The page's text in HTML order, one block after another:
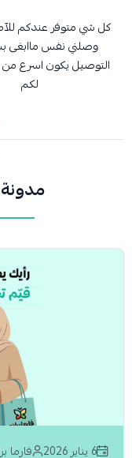
كل شي متوفر عندكم
وصلني نفس ماابغى
التوصيل يكون اسرع من
لكم
مدونة
6 يناير 2026
فارما